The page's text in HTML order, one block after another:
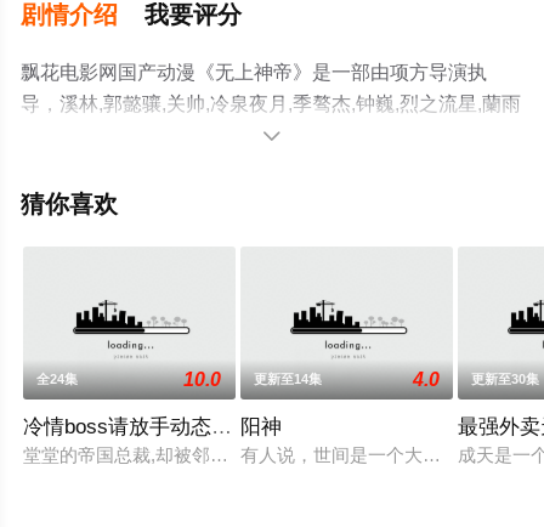
剧情介绍 我要评分
飘花电影网国产动漫《无上神帝》是一部由项方导演执
导，溪林,郭懿骧,关帅,冷泉夜月,季骜杰,钟巍,烈之流星,蘭雨
馨,张妮,徐翔,Akira明,柳知萧等演员精彩演绎的大陆动漫，
更多相关信息可移步至豆瓣动漫、电视猫或剧情网等平台

猜你喜欢
全24集 10.0
冷情boss请放手动态漫画
堂堂的帝国总裁,却被邻家小妹算计,占了他便宜，还拍拍屁股走
更新至14集 4.0
阳神
有人说，世间是一个大苦海，人在海
更新至30集
最强外
成天是一